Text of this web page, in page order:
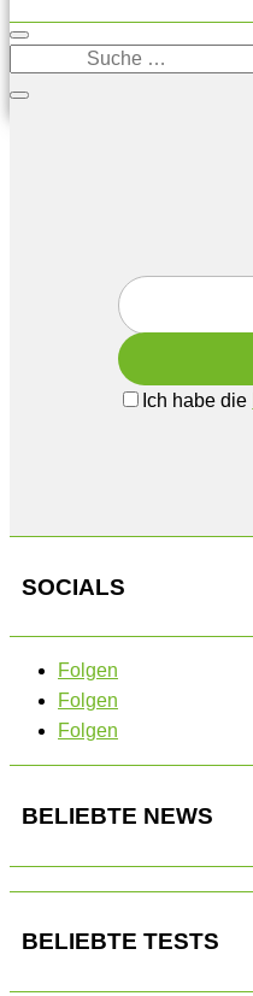
Ich habe die
SOCIALS
Folgen
Folgen
Folgen
BELIEBTE NEWS
BELIEBTE TESTS